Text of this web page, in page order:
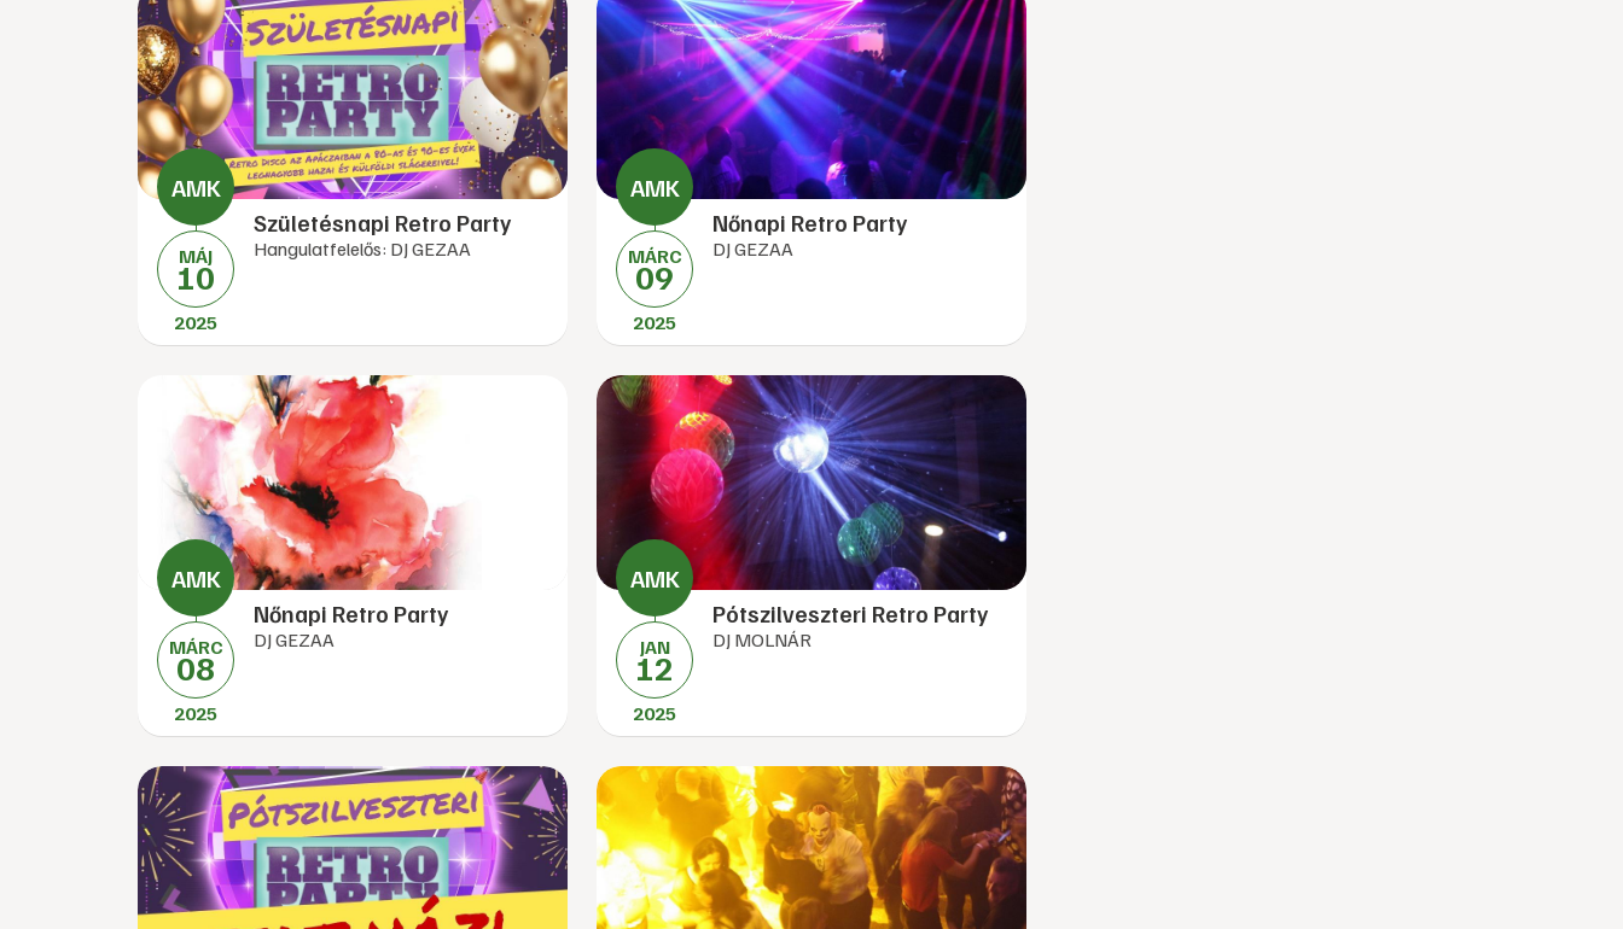
MÁJ
10
2025
Születésnapi Retro Party
Hangulatfelelős: DJ GEZAA MÁRC
09
2025
Nőnapi Retro Party
DJ GEZAA
MÁRC
08
2025
Nőnapi Retro Party
DJ GEZAA JAN
12
2025
Pótszilveszteri Retro Party
DJ MOLNÁR